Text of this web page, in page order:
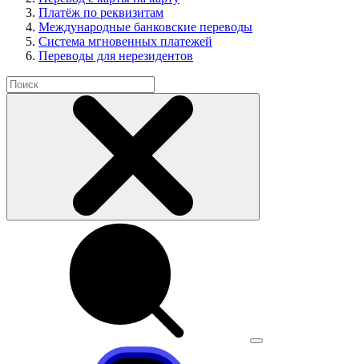
Платёж по реквизитам
Международные банковские переводы
Система мгновенных платежей
Переводы для нерезидентов